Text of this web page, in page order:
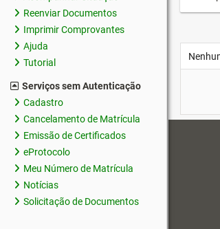
Reenviar Documentos
Imprimir Comprovantes
Ajuda
Tutorial
Serviços sem Autenticação
Cadastro
Cancelamento de Matrícula
Emissão de Certificados
eProtocolo
Meu Número de Matrícula
Notícias
Solicitação de Documentos